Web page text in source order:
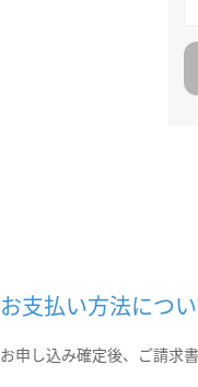
お支払い方法につ
お申し込み確定後、ご請求